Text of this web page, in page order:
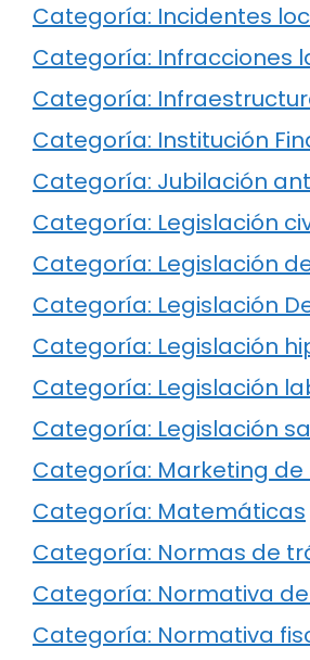
Categoría: Incidentes
Categoría: Infracciones
Categoría:
Categoría: Institución
Categoría: Jubilación
Categoría: Legislación
Categoría: Legislación
Categoría: Legislación
Categoría: Legislación
Categoría: Legislación
Categoría: Legislación
Categoría: Marketing
Categoría: Matemáticas
Categoría: Normas de
Categoría: Normativa
Categoría: Normativa